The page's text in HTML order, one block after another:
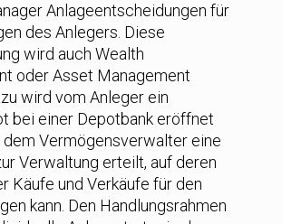
Anlageentscheidungen für
des Anlegers. Diese
wird auch Wealth
oder Asset Management
wird vom Anleger ein
bei einer Depotbank eröffnet
Vermögensverwalter eine
Verwaltung erteilt, auf deren
Käufe und Verkäufe für den
kann. Den Handlungsrahmen